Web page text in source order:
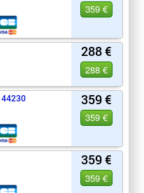
359 €
288 €
288 €
359 €
359 €
44230
359 €
359 €